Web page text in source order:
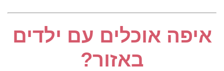
​איפה אוכלים עם ילדים
באזור?